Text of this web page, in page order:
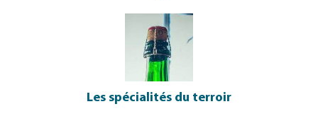
Les spécialités du terroir